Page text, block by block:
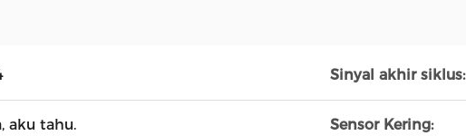
Sinyal akhir siklus:
aku tahu. Sensor Kering: